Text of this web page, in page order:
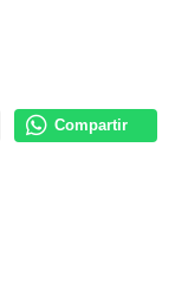
Compartir